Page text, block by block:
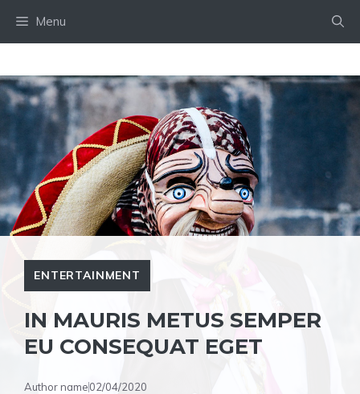
Menu
ENTERTAINMENT
IN MAURIS METUS SEMPER
EU CONSEQUAT EGET
Author name02/04/2020